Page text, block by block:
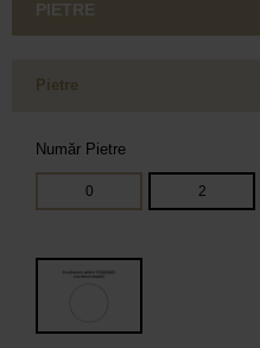
PIETRE
Pietre
Număr Pietre
0 2